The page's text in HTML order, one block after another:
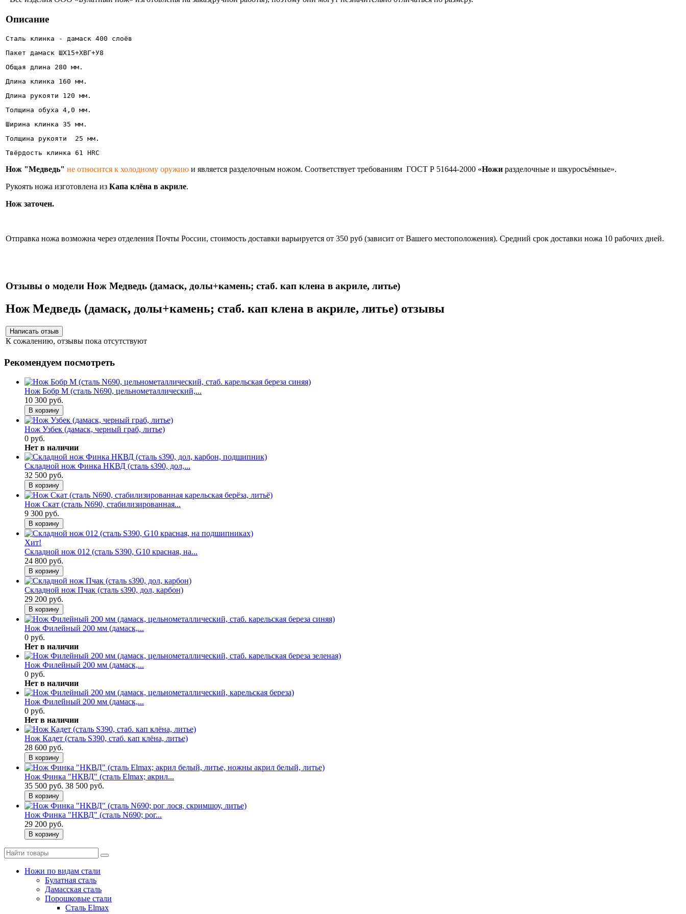
Описание
Сталь клинка - дамаск 400 слоёв
Пакет дамаск ШХ15+ХВГ+У8
Общая длина 280 мм.
Длина клинка 160 мм.
Длина рукояти 120 мм.
Толщина обуха 4,0 мм.
Ширина клинка 35 мм.
Толщина рукояти  25 мм.
Твёрдость клинка 61 HRC
Нож "Медведь" не относится к холодному оружию и является разделочным ножом. Соответствует требованиям ГОСТ Р 51644-2000 «Ножи разделочные и шкуросъёмные».
Рукоять ножа изготовлена из Капа клёна в акриле.
Нож заточен.
Отправка ножа возможна через отделения Почты России, стоимость доставки варьируется от 350 руб (зависит от Вашего местоположения). Средний срок доставки ножа 10 рабочих дней.
Отзывы о модели Нож Медведь (дамаск, долы+камень; стаб. кап клена в акриле, литье)
Нож Медведь (дамаск, долы+камень; стаб. кап клена в акриле, литье) отзывы
К сожалению, отзывы пока отсутствуют
Рекомендуем посмотреть
Нож Бобр М (сталь N690, цельнометаллический,...
10 300 руб.
В корзину
Нож Узбек (дамаск, черный граб, литье)
0 руб.
Нет в наличии
Складной нож Финка НКВД (сталь s390, дол,...
32 500 руб.
В корзину
Нож Скат (сталь N690, стабилизированная...
9 300 руб.
В корзину
Хит!
Складной нож 012 (сталь S390, G10 красная, на...
24 800 руб.
В корзину
Складной нож Пчак (сталь s390, дол, карбон)
29 200 руб.
В корзину
Нож Филейный 200 мм (дамаск,...
0 руб.
Нет в наличии
Нож Филейный 200 мм (дамаск,...
0 руб.
Нет в наличии
Нож Филейный 200 мм (дамаск,...
0 руб.
Нет в наличии
Нож Кадет (сталь S390, стаб. кап клёна, литье)
28 600 руб.
В корзину
Нож Финка "НКВД" (сталь Elmax; акрил...
35 500 руб. 38 500 руб.
В корзину
Нож Финка "НКВД" (сталь N690; рог...
29 200 руб.
В корзину
Ножи по видам стали
Булатная сталь
Дамасская сталь
Порошковые стали
Сталь Elmax